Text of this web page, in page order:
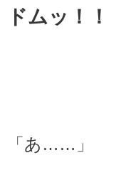
ドムッ！！
「あ……」